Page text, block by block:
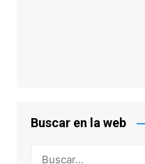
Buscar en la web